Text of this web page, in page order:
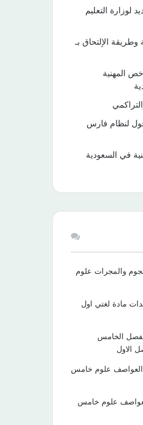
لوزارة التعليم
الإلتحاق بـ
المهنية
لنظام فارس
في السعودية
والمجرات علوم
مادة لغتي اول
الخامس
الاول
علوم خامس
علوم خامس